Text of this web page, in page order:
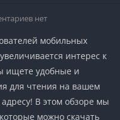
нет
мобильных
интерес к
ищете удобные и
для чтения на вашем
В этом обзоре мы
можно скачать